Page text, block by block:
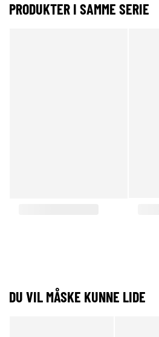
PRODUKTER I SAMME SERIE
DU VIL MÅSKE KUNNE LIDE